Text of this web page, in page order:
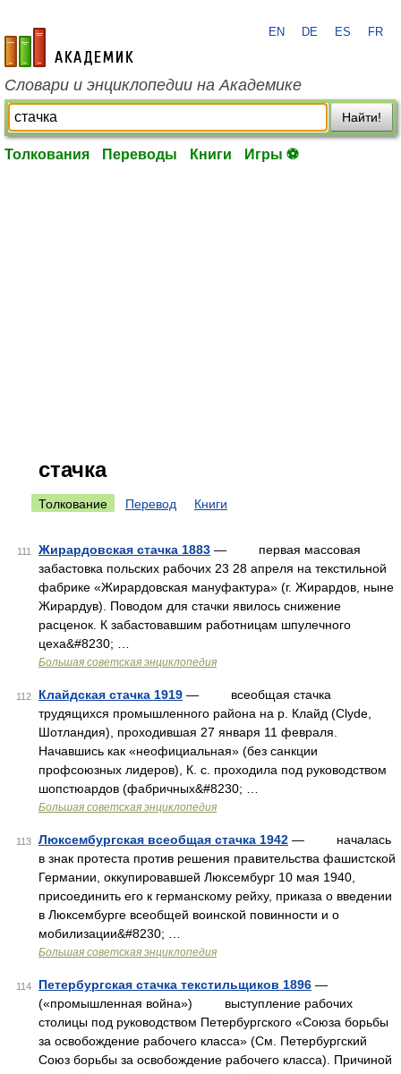
academic.ru
EN DE ES FR
Словари и энциклопедии на Академике
Найти!
Толкования Переводы Книги Игры ⚽
стачка
Толкование Перевод Книги
111 Жирардовская стачка 1883 — первая массовая
забастовка польских рабочих 23 28 апреля на текстильной
фабрике «Жирардовская мануфактура» (г. Жирардов, ныне
Жирардув). Поводом для стачки явилось снижение
расценок. К забастовавшим работницам шпулечного
цеха&#8230; …
Большая советская энциклопедия
112 Клайдская стачка 1919 — всеобщая стачка
трудящихся промышленного района на р. Клайд (Clyde,
Шотландия), проходившая 27 января 11 февраля.
Начавшись как «неофициальная» (без санкции
профсоюзных лидеров), К. с. проходила под руководством
шопстюардов (фабричных&#8230; …
Большая советская энциклопедия
113 Люксембургская всеобщая стачка 1942 — началась
в знак протеста против решения правительства фашистской
Германии, оккупировавшей Люксембург 10 мая 1940,
присоединить его к германскому рейху, приказа о введении
в Люксембурге всеобщей воинской повинности и о
мобилизации&#8230; …
Большая советская энциклопедия
114 Петербургская стачка текстильщиков 1896 —
(«промышленная война») выступление рабочих
столицы под руководством Петербургского «Союза борьбы
за освобождение рабочего класса» (См. Петербургский
Союз борьбы за освобождение рабочего класса). Причиной